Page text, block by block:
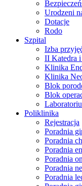
Urodzeni
Dotacje
Rodo
Szpital
Izba
II Katedra
Klinika
Klinika
Blok
Blok
Poliklinika
Rejestracja
Poradnia
Poradnia
Poradnia
Poradnia
Poradnia
Poradnia